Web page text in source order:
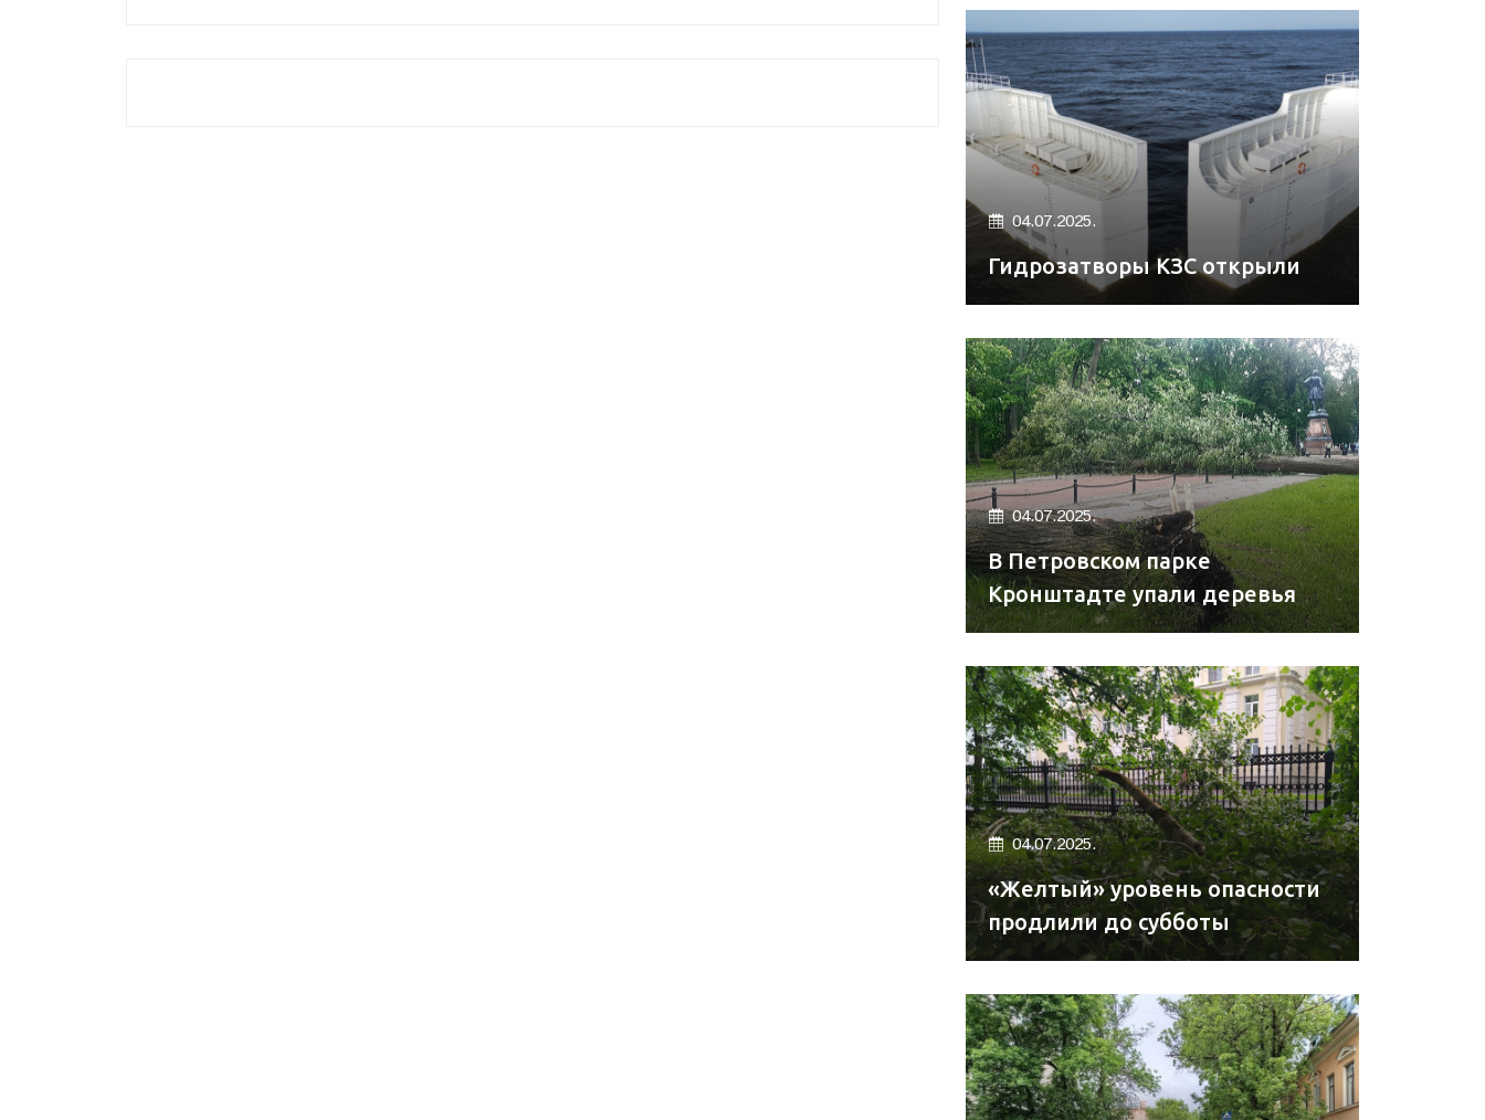
04.07.2025.
Гидрозатворы КЗС открыли
04.07.2025.
В Петровском парке
Кронштадте упали деревья
04.07.2025.
«Желтый» уровень опасности
продлили до субботы